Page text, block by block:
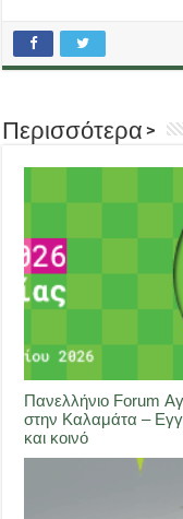
Περισσότερα >
Πανελλήνιο Forum
στην Καλαμάτα –
και κοινό